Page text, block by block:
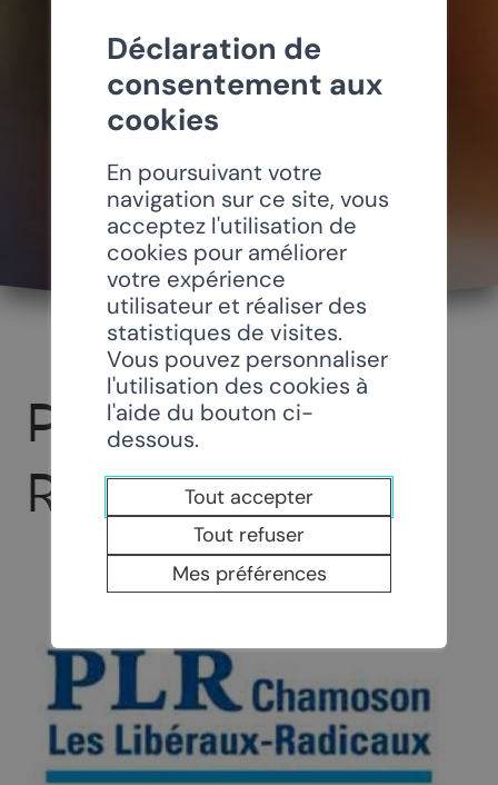
PARTI LIBÉRAL-
RADICAL - PLR
Déclaration de
consentement aux
cookies
En poursuivant votre
navigation sur ce site, vous
acceptez l'utilisation de
cookies pour améliorer
votre expérience
utilisateur et réaliser des
statistiques de visites.
Vous pouvez personnaliser
l'utilisation des cookies à
l'aide du bouton ci-
dessous.
Tout accepter
Tout refuser
Mes préférences